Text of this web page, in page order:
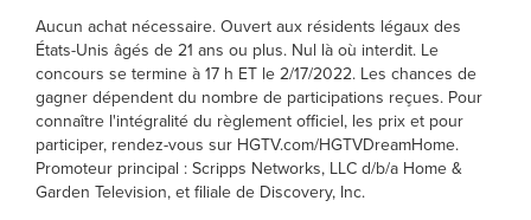
Aucun achat nécessaire. Ouvert aux résidents légaux des
États-Unis âgés de 21 ans ou plus. Nul là où interdit. Le
concours se termine à 17 h ET le 2/17/2022. Les chances de
gagner dépendent du nombre de participations reçues. Pour
connaître l'intégralité du règlement officiel, les prix et pour
participer, rendez-vous sur HGTV.com/HGTVDreamHome.
Promoteur principal : Scripps Networks, LLC d/b/a Home &
Garden Television, et filiale de Discovery, Inc.